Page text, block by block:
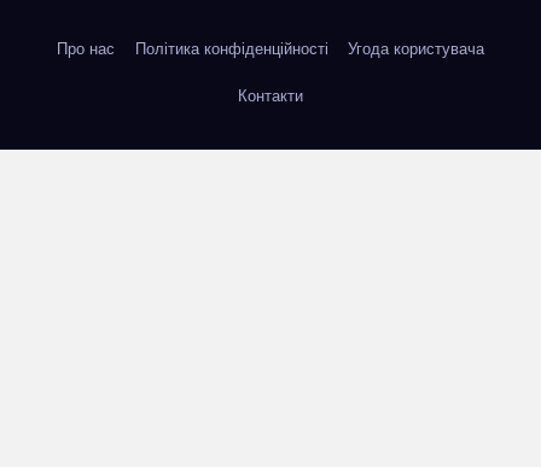
Про нас Політика конфіденційності Угода користувача
Контакти